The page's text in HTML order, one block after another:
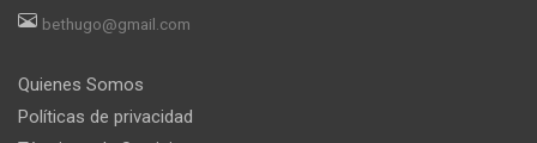
bethugo@gmail.com
Quienes Somos
Políticas de privacidad